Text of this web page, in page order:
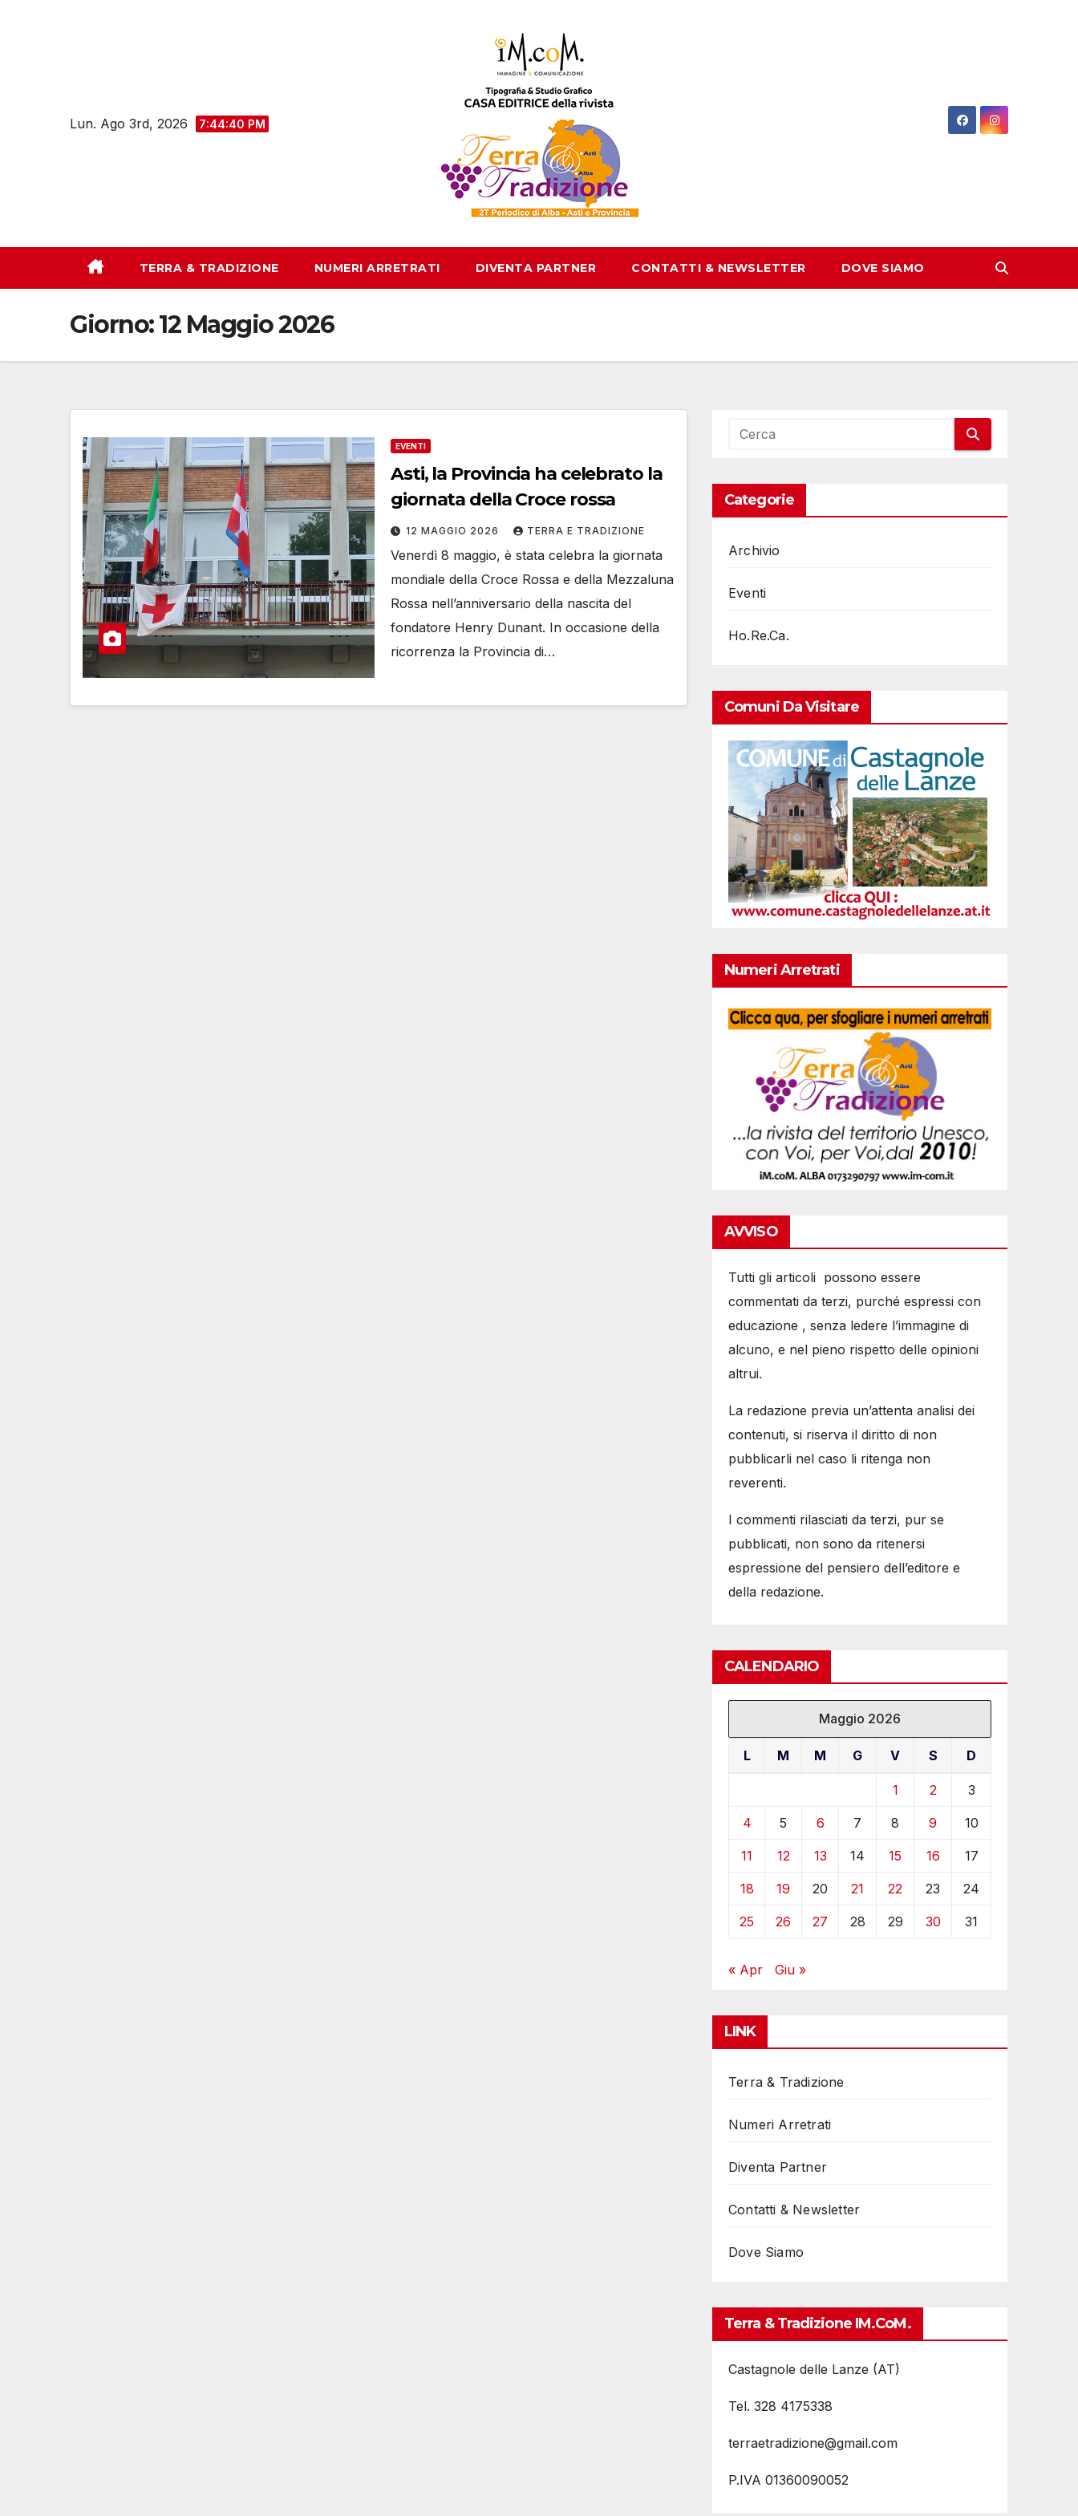
Lun. Ago 3rd, 2026 7:44:41 PM
TERRA & TRADIZIONE NUMERI ARRETRATI DIVENTA PARTNER CONTATTI & NEWSLETTER DOVE SIAMO
Giorno:12 Maggio 2026
EVENTI
Asti, la Provincia ha celebrato la
giornata della Croce rossa
12 MAGGIO 2026 TERRA E TRADIZIONE
Venerdì 8 maggio, è stata celebra la giornata
mondiale della Croce Rossa e della Mezzaluna
Rossa nell’anniversario della nascita del
fondatore Henry Dunant. In occasione della
ricorrenza la Provincia di…
Categorie
Archivio
Eventi
Ho.Re.Ca.
Comuni Da Visitare
Numeri Arretrati
AVVISO
Tutti gli articoli possono essere
commentati da terzi, purché espressi con
educazione , senza ledere l’immagine di
alcuno, e nel pieno rispetto delle opinioni
altrui.
La redazione previa un’attenta analisi dei
contenuti, si riserva il diritto di non
pubblicarli nel caso li ritenga non
reverenti.
I commenti rilasciati da terzi, pur se
pubblicati, non sono da ritenersi
espressione del pensiero dell’editore e
della redazione.
CALENDARIO
Maggio 2026
L M M G V S D
1 2 3
4 5 6 7 8 9 10
11 12 13 14 15 16 17
18 19 20 21 22 23 24
25 26 27 28 29 30 31
« Apr Giu »
LINK
Terra & Tradizione
Numeri Arretrati
Diventa Partner
Contatti & Newsletter
Dove Siamo
Terra & Tradizione IM.coM.
Castagnole delle Lanze (AT)
Tel. 328 4175338
terraetradizione@gmail.com
P.IVA 01360090052